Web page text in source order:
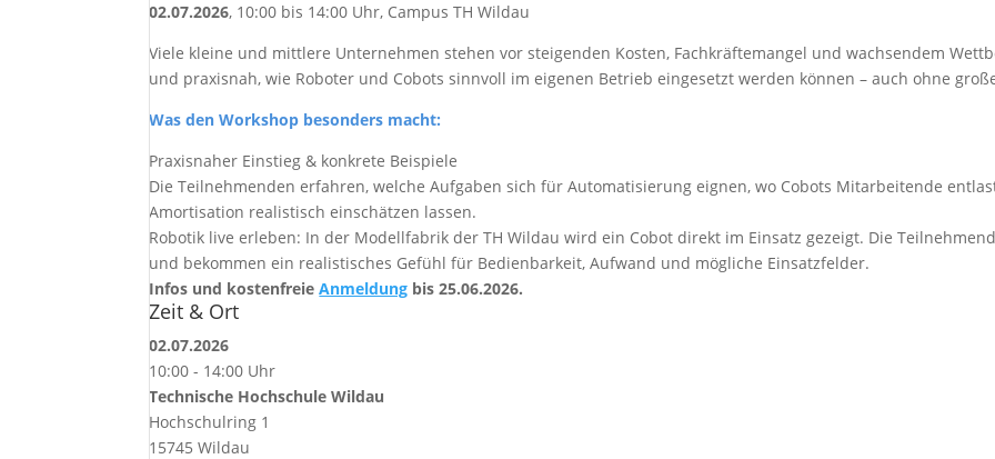
02.07.2026, 10:00 bis 14:00 Uhr, Campus TH Wildau
Viele kleine und mittlere Unternehmen stehen vor steigenden Kosten, Fachkräftemangel und wachsendem
und praxisnah, wie Roboter und Cobots sinnvoll im eigenen Betrieb eingesetzt werden können – auch ohne
Was den Workshop besonders macht:
Praxisnaher Einstieg & konkrete Beispiele
Die Teilnehmenden erfahren, welche Aufgaben sich für Automatisierung eignen, wo Cobots Mitarbeitende
Amortisation realistisch einschätzen lassen.
Robotik live erleben: In der Modellfabrik der TH Wildau wird ein Cobot direkt im Einsatz gezeigt. Die
und bekommen ein realistisches Gefühl für Bedienbarkeit, Aufwand und mögliche Einsatzfelder.
Infos und kostenfreieAnmeldung bis 25.06.2026.
Zeit & Ort
02.07.2026
10:00 - 14:00 Uhr
Technische Hochschule Wildau
Hochschulring 1
15745 Wildau